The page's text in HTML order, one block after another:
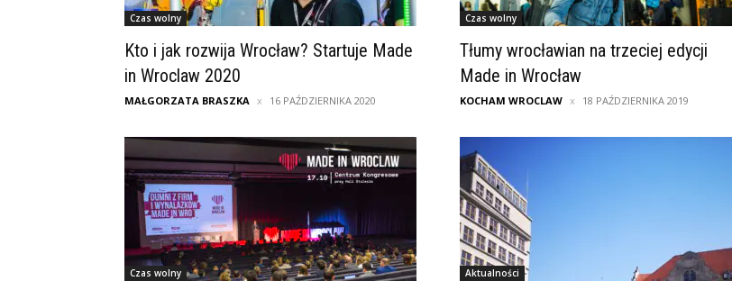
Czas wolny
Kto i jak rozwija Wrocław? Startuje Made
in Wroclaw 2020
MAŁGORZATA BRASZKA 16 PAŹDZIERNIKA 2020
Czas wolny
Tłumy wrocławian na trzeciej edycji
Made in Wrocław
KOCHAM WROCLAW 18 PAŹDZIERNIKA 2019
Czas wolny Aktualności